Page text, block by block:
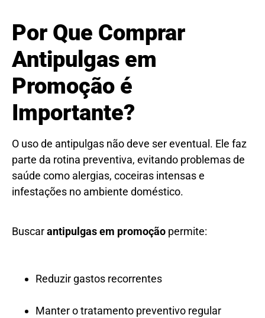
Por Que Comprar
Antipulgas em
Promoção é
Importante?
O uso de antipulgas não deve ser eventual. Ele faz
parte da rotina preventiva, evitando problemas de
saúde como alergias, coceiras intensas e
infestações no ambiente doméstico.
Buscarantipulgas em promoção permite:
Reduzir gastos recorrentes
Manter o tratamento preventivo regular